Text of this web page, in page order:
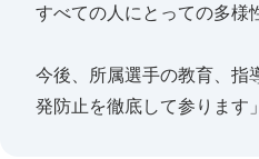
すべての人にとっての多様
今後、所属選手の教育、指
発防止を徹底して参ります」